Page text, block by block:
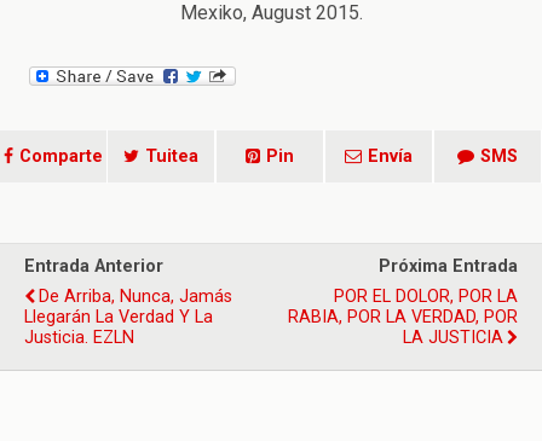
Mexiko, August 2015.
Comparte Tuitea Pin Envía SMS
Entrada Anterior
De Arriba, Nunca, Jamás
Llegarán La Verdad Y La
Justicia. EZLN
Próxima Entrada
POR EL DOLOR, POR LA
RABIA, POR LA VERDAD, POR
LA JUSTICIA